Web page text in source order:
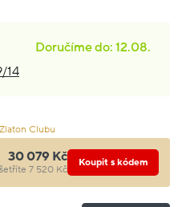
Doručíme do: 12.08.
14
Clubu
30 079 Kč
7 520 Kč
Koupit s kódem